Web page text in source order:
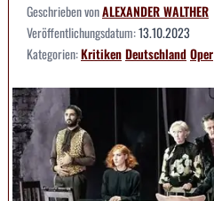
Geschrieben vonALEXANDER WALTHER
Veröffentlichungsdatum:13.10.2023
Kategorien:KritikenDeutschlandOper